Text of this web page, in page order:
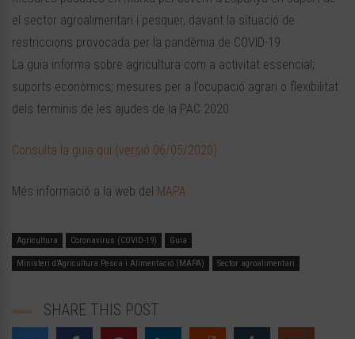
el sector agroalimentari i pesquer, davant la situació de
restriccions provocada per la pandèmia de COVID-19
La guia informa sobre agricultura com a activitat essencial;
suports econòmics; mesures per a l’ocupació agrari o flexibilitat
dels terminis de les ajudes de la PAC 2020.
Consulta la guia quí (versió 06/05/2020)
Més informació a la web del MAPA
Agricultura Coronavirus (COVID-19) Guia
Ministeri d’Agricultura Pesca i Alimentació (MAPA) Sector agroalimentari
SHARE THIS POST